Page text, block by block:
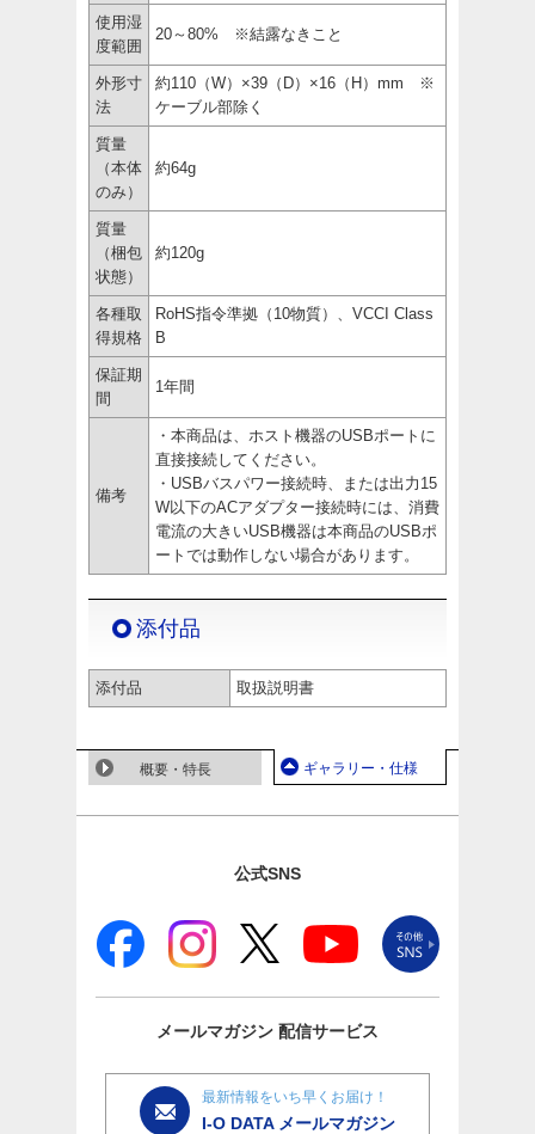
使用湿
度範囲
20～80% ※結露なきこと
外形寸
法
約110（W）×39（D）×16（H）mm ※
ケーブル部除く
質量
（本体
のみ）
約64g
質量
（梱包
状態）
約120g
各種取
得規格
RoHS指令準拠（10物質）、VCCI Class
B
保証期
間
1年間
備考
・本商品は、ホスト機器のUSBポートに
直接接続してください。
・USBバスパワー接続時、または出力15
W以下のACアダプター接続時には、消費
電流の大きいUSB機器は本商品のUSBポ
ートでは動作しない場合があります。
添付品
添付品 取扱説明書
概要・特長 ギャラリー・仕様
公式SNS
メールマガジン 配信サービス
最新情報をいち早くお届け！
I-O DATA メールマガジン